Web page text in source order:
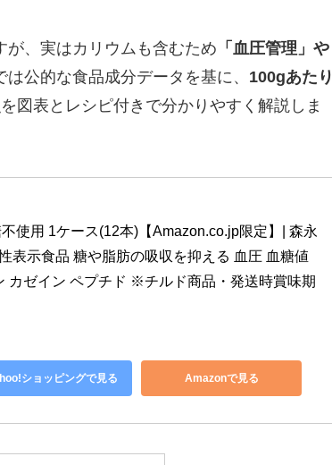
が、実はカリウムも含むため 「血圧管理」や
公的な食品成分データを基に、 100gあたり
を図表とレシピ付きで分かりやすく解説しま
使用 1ケース(12本)【Amazon.co.jp限定】| 森永
表示食品 糖や脂肪の吸収を抑える 血圧 血糖値
カゼイン ペプチド ※チルド商品・発送時賞味期
ショッピングで見る Amazonで見る